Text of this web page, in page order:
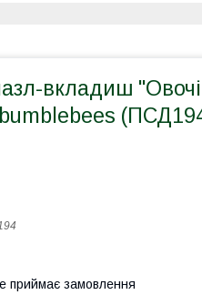
вкладиш "Овочі
приймає замовлення